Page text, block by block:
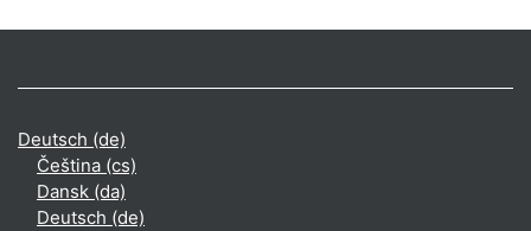
Deutsch ‎(de)‎
Čeština ‎(cs)‎
Dansk ‎(da)‎
Deutsch ‎(de)‎